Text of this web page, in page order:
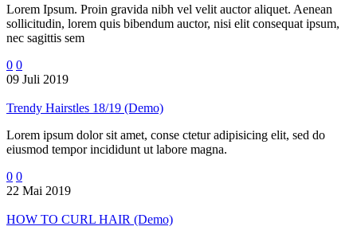
Lorem Ipsum. Proin gravida nibh vel velit auctor aliquet. Aenean
sollicitudin, lorem quis bibendum auctor, nisi elit consequat ipsum,
nec sagittis sem
0 0
09 Juli 2019
Trendy Hairstles 18/19 (Demo)
Lorem ipsum dolor sit amet, conse ctetur adipisicing elit, sed do
eiusmod tempor incididunt ut labore magna.
0 0
22 Mai 2019
HOW TO CURL HAIR (Demo)